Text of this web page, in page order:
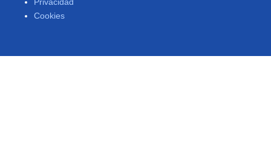
Cookies